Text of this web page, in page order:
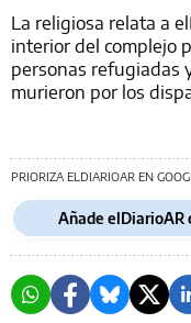
La religiosa relata a
interior del complejo
personas refugiadas
murieron por los
PRIORIZA ELDIARIOAR EN
Añade elDiarioAR